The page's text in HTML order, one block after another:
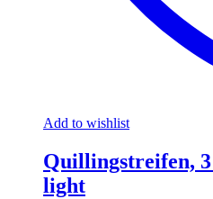
Add to wishlist
Quillingstreifen,
light